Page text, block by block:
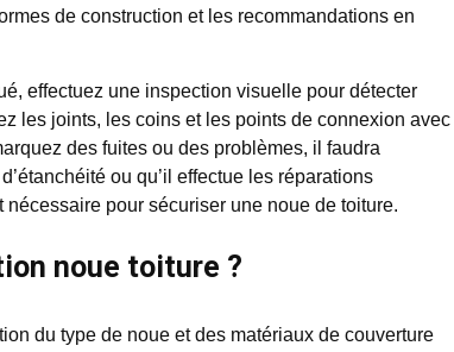
de construction et les recommandations en
effectuez une inspection visuelle pour détecter
les joints, les coins et les points de connexion avec
des fuites ou des problèmes, il faudra
ou qu’il effectue les réparations
pour sécuriser une noue de toiture.
noue toiture ?
du type de noue et des matériaux de couverture